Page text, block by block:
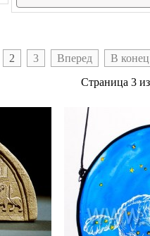
2 3 Вперед
В конец
Страница 3